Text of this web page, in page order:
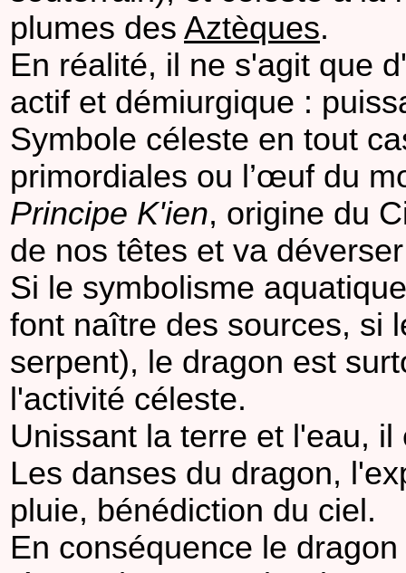
plumes des Aztèques.
En réalité, il ne s'agit que
actif et démiurgique :
Symbole céleste en tout
primordiales ou l’œuf du
Principe K'ien, origine du
de nos têtes et va
Si le symbolisme
font naître des sources, si
serpent), le dragon est
l'activité céleste.
Unissant la terre et l'eau,
Les danses du dragon,
pluie, bénédiction du ciel.
En conséquence le